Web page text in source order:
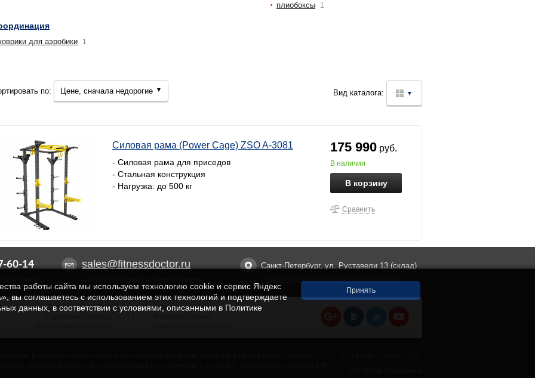
плиобоксы 1
для аэробики 1
Вид каталога: ▼
по: Цене, сначала недорогие ▼
Силовая рама (Power Cage) ZSO A-3081
- Силовая рама для приседов
- Стальная конструкция
- Нагрузка: до 500 кг
175 990 руб.
в наличии
В корзину
Сравнить
60-14 sales@fitnessdoctor.ru
Санкт-Петербург, ул. Руставели 13 (склад)
посмотреть контакты и реквизиты
Акции и скидки
Советы по выбору
работы сайта мы используем технологию cookie и сервис Яндекс
вы соглашаетесь с использованием этих технологий и подтверждаете
данных, в соответствии с условиями, описанными в Политике